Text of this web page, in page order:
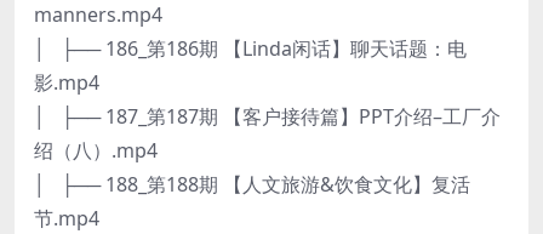
manners.mp4
│ ├── 186_第186期 【Linda闲话】聊天话题：电
影.mp4
│ ├── 187_第187期 【客户接待篇】PPT介绍–工厂介
绍（八）.mp4
│ ├── 188_第188期 【人文旅游&饮食文化】复活
节.mp4